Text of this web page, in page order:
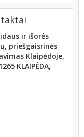
ir išorės
priešgaisrinės
Klaipėdoje,
KLAIPĖDA,